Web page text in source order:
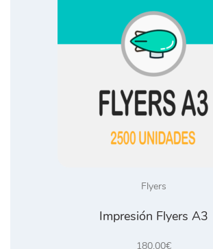
Flyers
Impresión Flyers A3
180,00€